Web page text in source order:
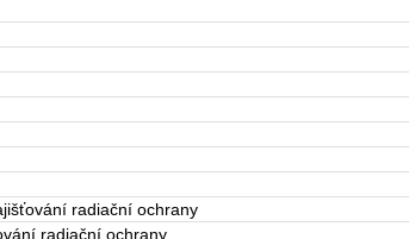
radiační ochrany
radiační ochrany